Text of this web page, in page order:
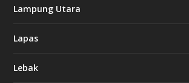
Lampung Utara
Lapas
Lebak